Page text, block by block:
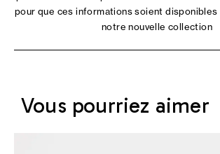
pour que ces informations soient disponibles
notre nouvelle collection
Vous pourriez aimer